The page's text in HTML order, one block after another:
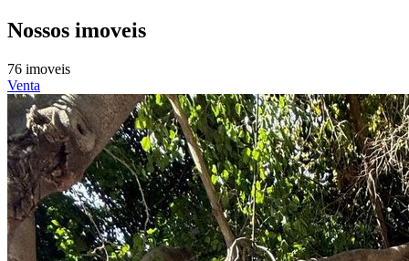
Nossos imoveis
76 imoveis
Venta